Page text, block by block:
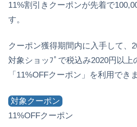
11%割引きクーポンが先着で
す。
クーポン獲得期間内に入手して、
対象ショッﾌﾟで税込み2020円以上
「11%OFFクーポン」を利用でき
対象クーポン
11%OFFクーポン